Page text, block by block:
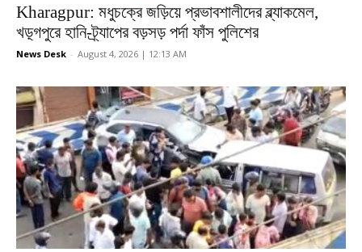
Kharagpur: মধুচক্রে জড়িয়ে প্রভাবশালীদের ব্ল্যাকমেল,
খড়্গপুরে হানি-ট্র্যাপের বড়সড় পর্দা ফাঁস পুলিশের
News Desk - August 4, 2026 | 12:13 AM